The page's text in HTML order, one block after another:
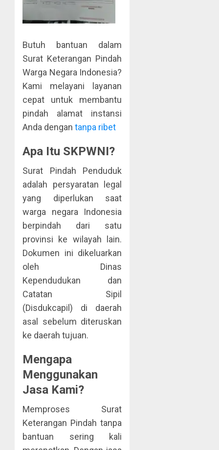
Butuh bantuan dalam
Surat Keterangan Pindah
Warga Negara Indonesia?
Kami melayani layanan
cepat untuk membantu
pindah alamat instansi
Anda dengan tanpa ribet
Apa Itu SKPWNI?
Surat Pindah Penduduk
adalah persyaratan legal
yang diperlukan saat
warga negara Indonesia
berpindah dari satu
provinsi ke wilayah lain.
Dokumen ini dikeluarkan
oleh Dinas
Kependudukan dan
Catatan Sipil
(Disdukcapil) di daerah
asal sebelum diteruskan
ke daerah tujuan.
Mengapa
Menggunakan
Jasa Kami?
Memproses Surat
Keterangan Pindah tanpa
bantuan sering kali